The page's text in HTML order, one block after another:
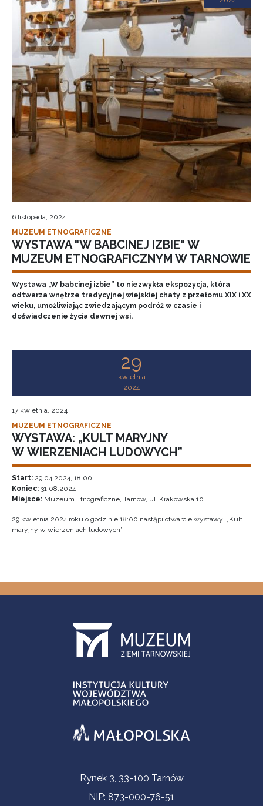
6 listopada, 2024
MUZEUM ETNOGRAFICZNE
WYSTAWA "W BABCINEJ IZBIE" W
MUZEUM ETNOGRAFICZNYM W TARNOWIE
Wystawa „W babcinej izbie” to niezwykła ekspozycja, która
odtwarza wnętrze tradycyjnej wiejskiej chaty z przełomu XIX i XX
wieku, umożliwiając zwiedzającym podróż w czasie i
doświadczenie życia dawnej wsi.
29
kwietnia
2024
17 kwietnia, 2024
MUZEUM ETNOGRAFICZNE
WYSTAWA: „KULT MARYJNY
W WIERZENIACH LUDOWYCH”
Start: 29.04.2024, 18:00
Koniec: 31.08.2024
Miejsce: Muzeum Etnograficzne, Tarnów, ul. Krakowska 10
29 kwietnia 2024 roku o godzinie 18:00 nastąpi otwarcie wystawy: „Kult
maryjny w wierzeniach ludowych”.
Informacje kontaktoweRynek 3, 33-100 Tarnów
NIP: 873-000-76-51